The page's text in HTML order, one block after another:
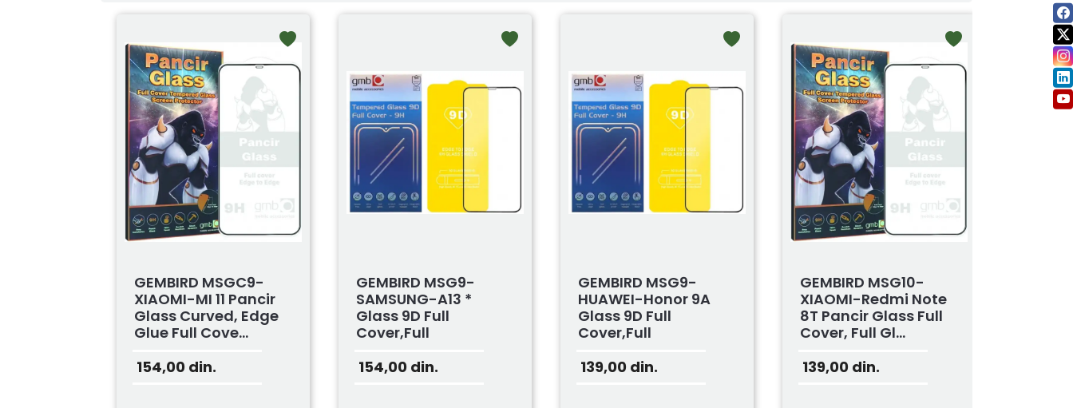
GEMBIRD MSGC9-
XIAOMI-MI 11 Pancir
Glass Curved, Edge
Glue Full Cove...
154,00 din.
GEMBIRD MSG9-
SAMSUNG-A13 *
Glass 9D Full
Cover,full
154,00 din.
GEMBIRD MSG9-
HUAWEI-Honor 9A
Glass 9D Full
Cover,full
139,00 din.
GEMBIRD MSG10-
XIAOMI-Redmi Note
8T Pancir Glass Full
Cover, Full Gl...
139,00 din.